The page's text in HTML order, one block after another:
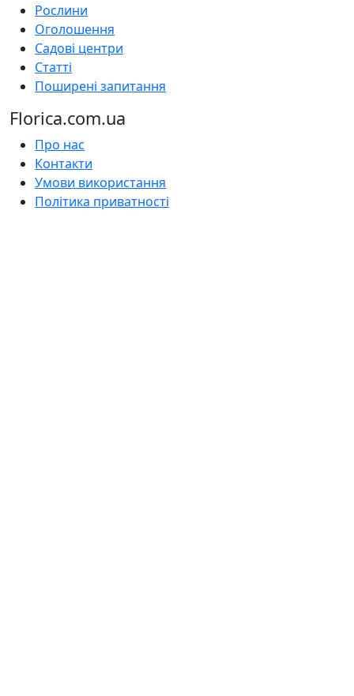
Рослини
Оголошення
Садові центри
Статті
Поширені запитання
Florica.com.ua
Про нас
Контакти
Умови використання
Політика приватності